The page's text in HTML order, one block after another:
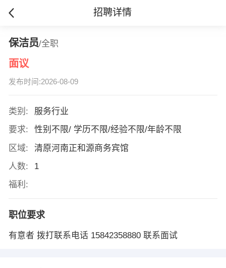
招聘详情
保洁员/全职
面议
发布时间:2026-08-09
类别:
服务行业
要求:
性别不限/ 学历不限/经验不限/年龄不限
区域:
清原河南正和源商务宾馆
人数:
1
福利:
职位要求
有意者 拨打联系电话 15842358880 联系面试